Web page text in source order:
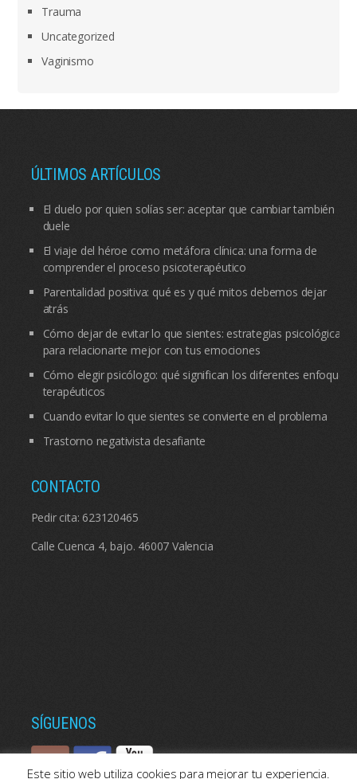
Trauma
Uncategorized
Vaginismo
ÚLTIMOS ARTÍCULOS
El duelo por quien solías ser: aceptar que cambiar también
duele
El viaje del héroe como metáfora clínica: una forma de
comprender el proceso psicoterapéutico
Parentalidad positiva: qué es y qué mitos debemos dejar
atrás
Cómo dejar de evitar lo que sientes: estrategias psicológicas
para relacionarte mejor con tus emociones
Cómo elegir psicólogo: qué significan los diferentes enfoques
terapéuticos
Cuando evitar lo que sientes se convierte en el problema
Trastorno negativista desafiante
CONTACTO
Pedir cita: 623120465
Calle Cuenca 4, bajo. 46007 Valencia
SÍGUENOS
Este sitio web utiliza cookies para mejorar tu experiencia.